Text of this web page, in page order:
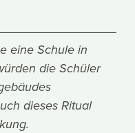
eine Schule in
die Schüler
dieses Ritual